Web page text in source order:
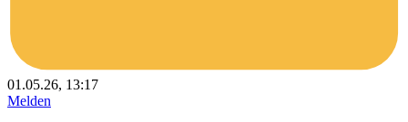
01.05.26, 13:17
Melden